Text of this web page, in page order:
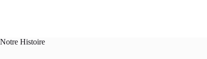
Notre Histoire